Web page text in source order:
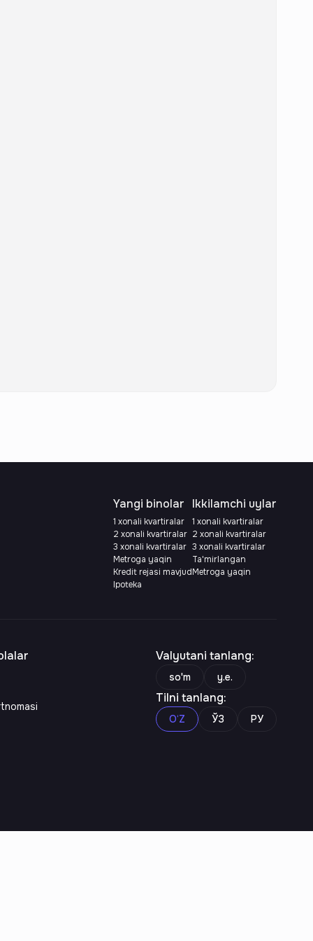
Yangi binolar
1 xonali kvartiralar
2 xonali kvartiralar
3 xonali kvartiralar
Metroga yaqin
Kredit rejasi mavjud
Ipoteka
Ikkilamchi uylar
1 xonali kvartiralar
2 xonali kvartiralar
3 xonali kvartiralar
Ta'mirlangan
Metroga yaqin
Valyutani tanlang:
so'm y.e.
Tilni tanlang:
O‘Z ЎЗ РУ